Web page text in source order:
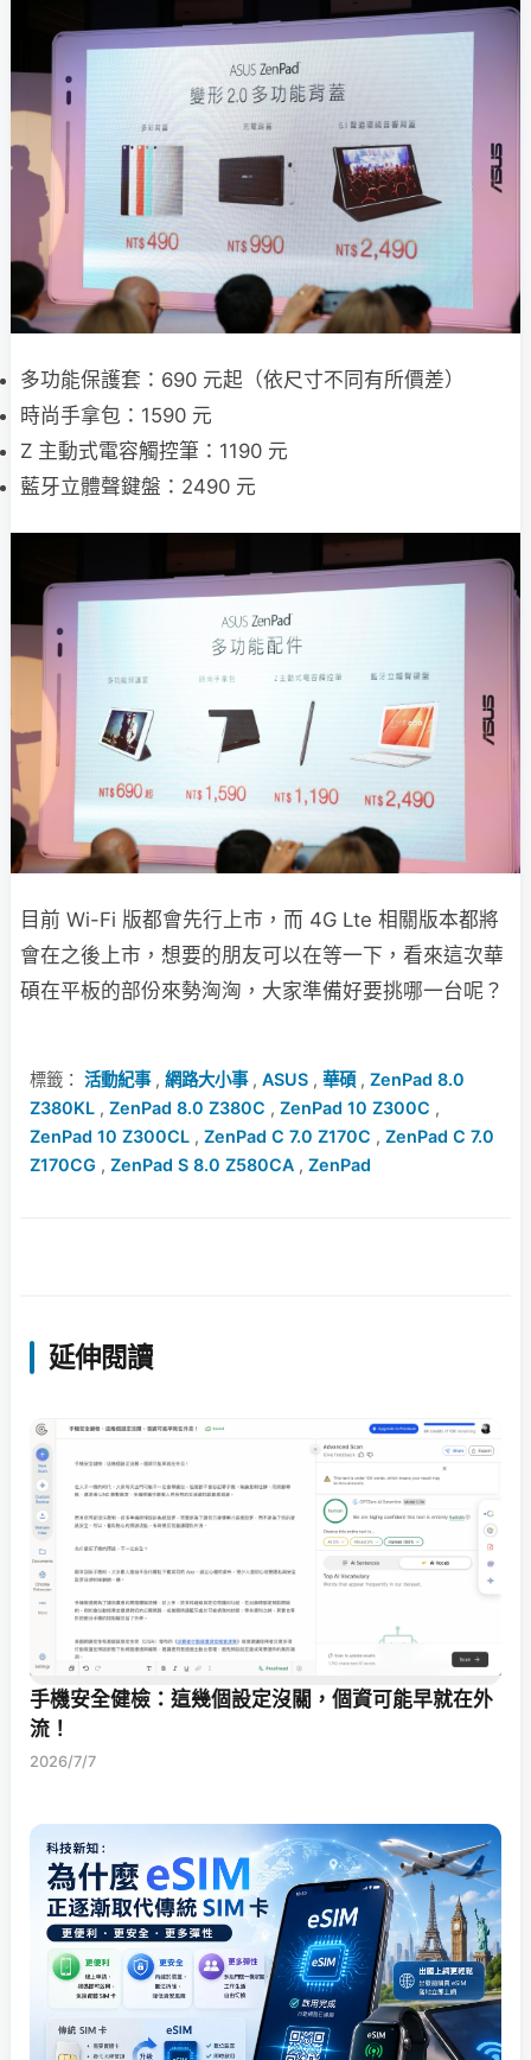
多功能保護套：690 元起（依尺寸不同有所價差）
時尚手拿包：1590 元
Z 主動式電容觸控筆：1190 元
藍牙立體聲鍵盤：2490 元
目前 Wi-Fi 版都會先行上市，而 4G Lte 相關版本都將
會在之後上市，想要的朋友可以在等一下，看來這次華
碩在平板的部份來勢洶洶，大家準備好要挑哪一台呢？
標籤： 活動紀事, 網路大小事, ASUS , 華碩, ZenPad 8.0
Z380KL , ZenPad 8.0 Z380C , ZenPad 10 Z300C ,
ZenPad 10 Z300CL , ZenPad C 7.0 Z170C , ZenPad C 7.0
Z170CG , ZenPad S 8.0 Z580CA , ZenPad
延伸閱讀
手機安全健檢：這幾個設定沒關，個資可能早就在外
流！
2026/7/7